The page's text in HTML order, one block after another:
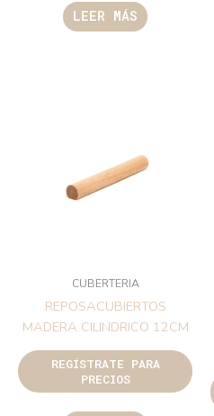
LEER MÁS
CUBERTERIA
REPOSACUBIERTOS
MADERA CILINDRICO 12CM
REGÍSTRATE PARA
PRECIOS